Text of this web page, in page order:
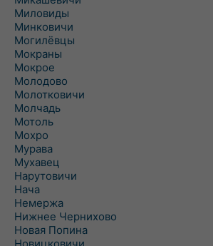
Миловиды
Минковичи
Могилёвцы
Мокраны
Мокрое
Молодово
Молотковичи
Молчадь
Мотоль
Мохро
Мурава
Мухавец
Нарутовичи
Нача
Немержа
Нижнее Чернихово
Новая Попина